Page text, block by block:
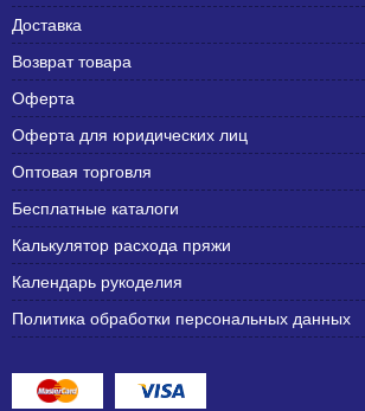
Доставка
Возврат товара
Оферта
Оферта для юридических лиц
Оптовая торговля
Бесплатные каталоги
Калькулятор расхода пряжи
Календарь рукоделия
Политика обработки персональных данных